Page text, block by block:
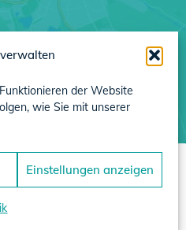
der Website
wie Sie mit unserer
Einstellungen anzeigen